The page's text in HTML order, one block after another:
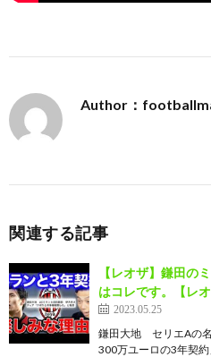
Author：
関連する記事
【レオザ】鎌田の
はコレです。【レオ
2023.05.25
鎌田大地 セリエAの
300万ユーロの3年契